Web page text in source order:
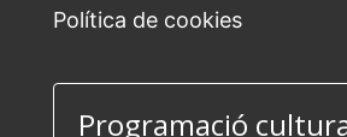
Política de cookies
Programació